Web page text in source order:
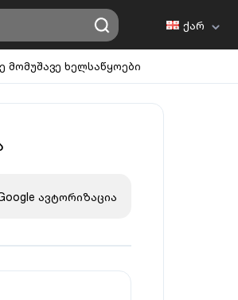
ქარ
მომუშავე ხელსაწყოები
ავტორიზაცია